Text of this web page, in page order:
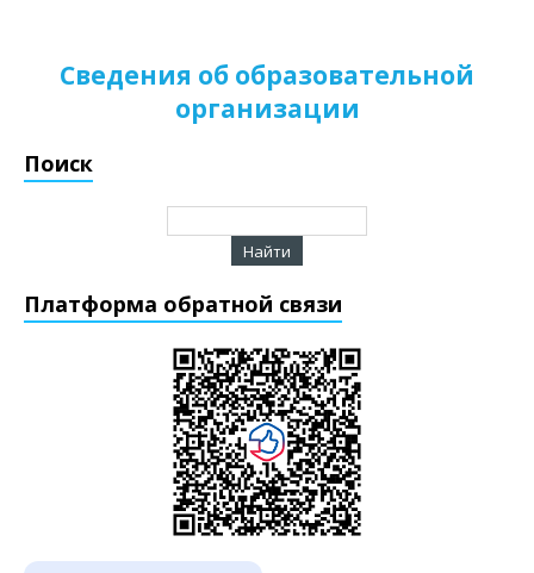
Сведения об образовательной
организации
Поиск
Платформа обратной связи